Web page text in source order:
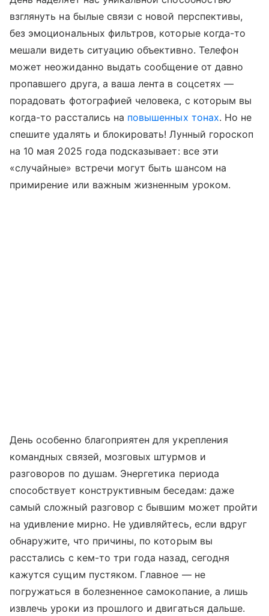
взглянуть на былые связи с новой перспективы,
без эмоциональных фильтров, которые когда-то
мешали видеть ситуацию объективно. Телефон
может неожиданно выдать сообщение от давно
пропавшего друга, а ваша лента в соцсетях —
порадовать фотографией человека, с которым вы
когда-то расстались на повышенных тонах. Но не
спешите удалять и блокировать! Лунный гороскоп
на 10 мая 2025 года подсказывает: все эти
«случайные» встречи могут быть шансом на
примирение или важным жизненным уроком.
День особенно благоприятен для укрепления
командных связей, мозговых штурмов и
разговоров по душам. Энергетика периода
способствует конструктивным беседам: даже
самый сложный разговор с бывшим может пройти
на удивление мирно. Не удивляйтесь, если вдруг
обнаружите, что причины, по которым вы
расстались с кем-то три года назад, сегодня
кажутся сущим пустяком. Главное — не
погружаться в болезненное самокопание, а лишь
извлечь уроки из прошлого и двигаться дальше.